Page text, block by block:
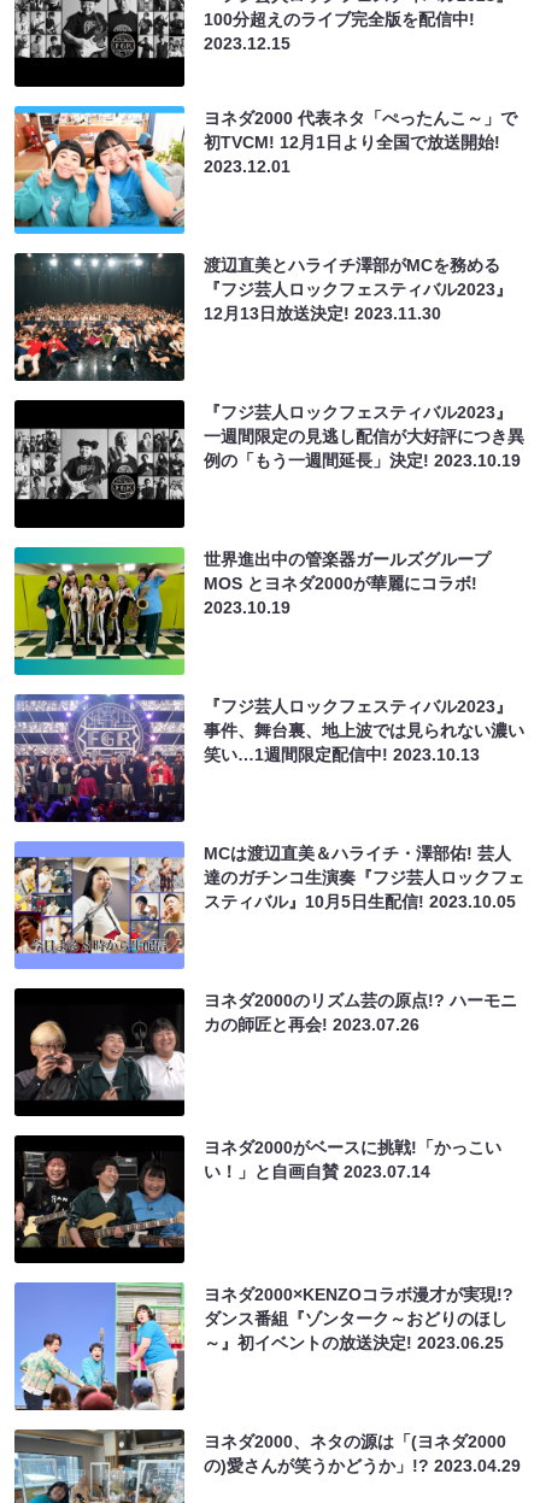
100分超えのライブ完全版を配信中!
2023.12.15
ヨネダ2000 代表ネタ「ぺったんこ～」で
初TVCM! 12月1日より全国で放送開始!
2023.12.01
渡辺直美とハライチ澤部がMCを務める
『フジ芸人ロックフェスティバル2023』
12月13日放送決定!2023.11.30
『フジ芸人ロックフェスティバル2023』
一週間限定の見逃し配信が大好評につき異
例の「もう一週間延長」決定!2023.10.19
世界進出中の管楽器ガールズグループ
MOS とヨネダ2000が華麗にコラボ!
2023.10.19
『フジ芸人ロックフェスティバル2023』
事件、舞台裏、地上波では見られない濃い
笑い…1週間限定配信中!2023.10.13
MCは渡辺直美＆ハライチ・澤部佑! 芸人
達のガチンコ生演奏『フジ芸人ロックフェ
スティバル』10月5日生配信!2023.10.05
ヨネダ2000のリズム芸の原点!? ハーモニ
カの師匠と再会!2023.07.26
ヨネダ2000がベースに挑戦!「かっこい
い！」と自画自賛2023.07.14
ヨネダ2000×KENZOコラボ漫才が実現!?
ダンス番組『ゾンターク～おどりのほし
～』初イベントの放送決定!2023.06.25
ヨネダ2000、ネタの源は「(ヨネダ2000
の)愛さんが笑うかどうか」!?2023.04.29